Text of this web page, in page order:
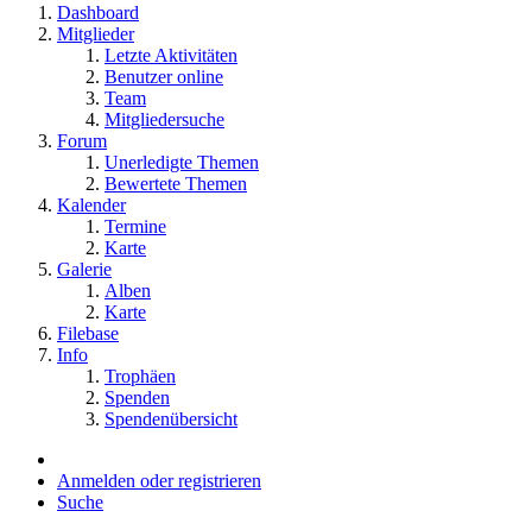
Dashboard
Mitglieder
Letzte Aktivitäten
Benutzer online
Team
Mitgliedersuche
Forum
Unerledigte Themen
Bewertete Themen
Kalender
Termine
Karte
Galerie
Alben
Karte
Filebase
Info
Trophäen
Spenden
Spendenübersicht
Anmelden oder registrieren
Suche